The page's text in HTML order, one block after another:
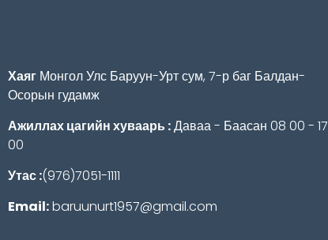
Хаяг Монгол Улс Баруун-Урт сум, 7-р баг Балдан-
Осорын гудамж
Ажиллах цагийн хуваарь :Даваа - Баасан 08 00 - 17
00
Утас :(976)7051-1111
Email:baruunurt1957@gmail.com